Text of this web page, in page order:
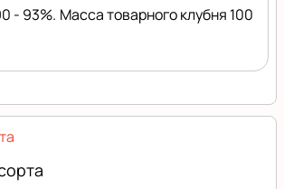
- 93%. Масса товарного клубня 100